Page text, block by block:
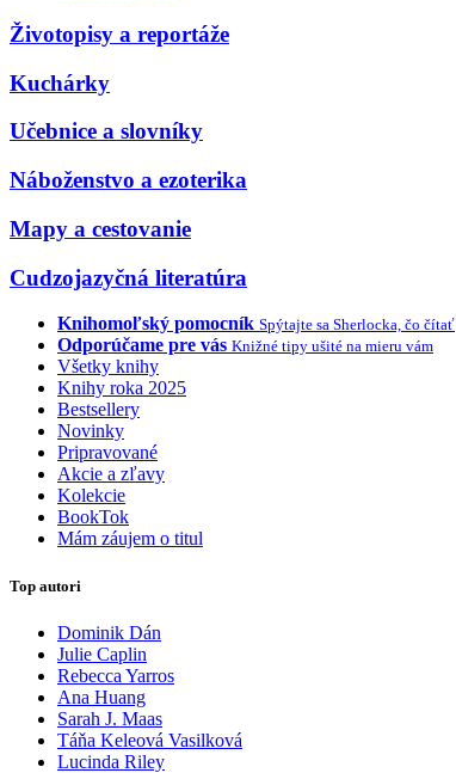
Životopisy a reportáže
Kuchárky
Učebnice a slovníky
Náboženstvo a ezoterika
Mapy a cestovanie
Cudzojazyčná literatúra
Knihomoľský pomocník Spýtajte sa Sherlocka, čo čítať
Odporúčame pre vás Knižné tipy ušité na mieru vám
Všetky knihy
Knihy roka 2025
Bestsellery
Novinky
Pripravované
Akcie a zľavy
Kolekcie
BookTok
Mám záujem o titul
Top autori
Dominik Dán
Julie Caplin
Rebecca Yarros
Ana Huang
Sarah J. Maas
Táňa Keleová Vasilková
Lucinda Riley